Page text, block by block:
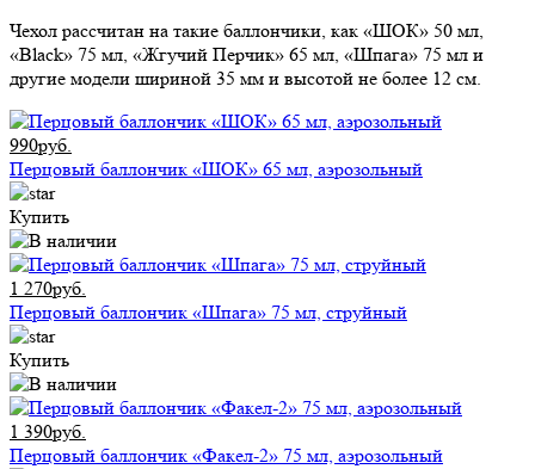
Чехол рассчитан на такие баллончики, как «ШОК» 50 мл,
«Black» 75 мл, «Жгучий Перчик» 65 мл, «Шпага» 75 мл и
другие модели шириной 35 мм и высотой не более 12 см.
990руб.
Перцовый баллончик «ШОК» 65 мл, аэрозольный
Купить
1 270руб.
Перцовый баллончик «Шпага» 75 мл, струйный
Купить
1 390руб.
Перцовый баллончик «Факел-2» 75 мл, аэрозольный